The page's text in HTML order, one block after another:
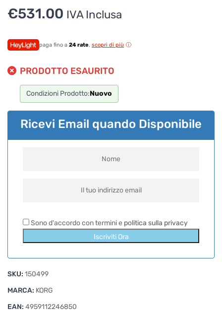
€531.00 IVA Inclusa
paga fino a 24 rate, scopri di più
PRODOTTO ESAURITO
Condizioni Prodotto:Nuovo
Ricevi Email quando Disponibile
Sono d'accordo con termini e politica sulla privacy
Iscriviti Ora
SKU: 150499
MARCA: KORG
EAN: 4959112246850